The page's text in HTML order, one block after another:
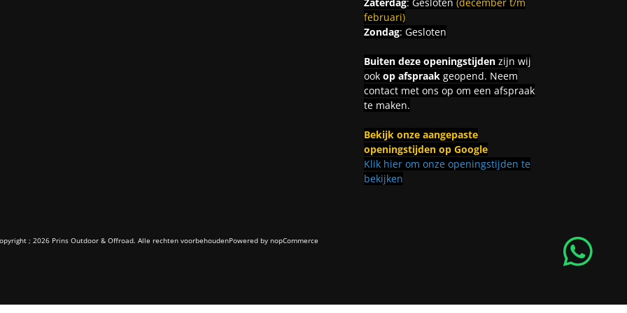
februari)
Zondag: Gesloten
Buiten deze openingstijdenzijn wij
ook op afspraakgeopend. Neem
contact met ons op om een afspraak
te maken.
Bekijk onze aangepaste
openingstijden op Google
Klik hier om onze openingstijden te
bekijken
; 2026 Prins Outdoor & Offroad. Alle rechten voorbehoudenPowered by nopCommerce